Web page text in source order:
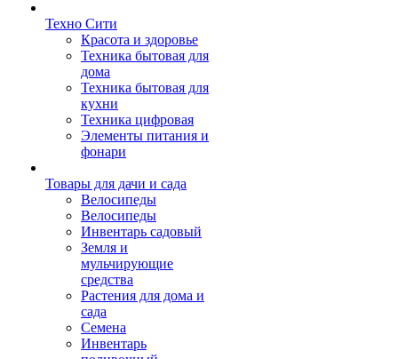
Техно Сити
Красота и здоровье
Техника бытовая для
дома
Техника бытовая для
кухни
Техника цифровая
Элементы питания и
фонари
Товары для дачи и сада
Велосипеды
Велосипеды
Инвентарь садовый
Земля и
мульчирующие
средства
Растения для дома и
сада
Семена
Инвентарь